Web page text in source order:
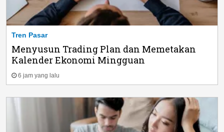
Tren Pasar
Menyusun Trading Plan dan Memetakan
Kalender Ekonomi Mingguan
6 jam yang lalu